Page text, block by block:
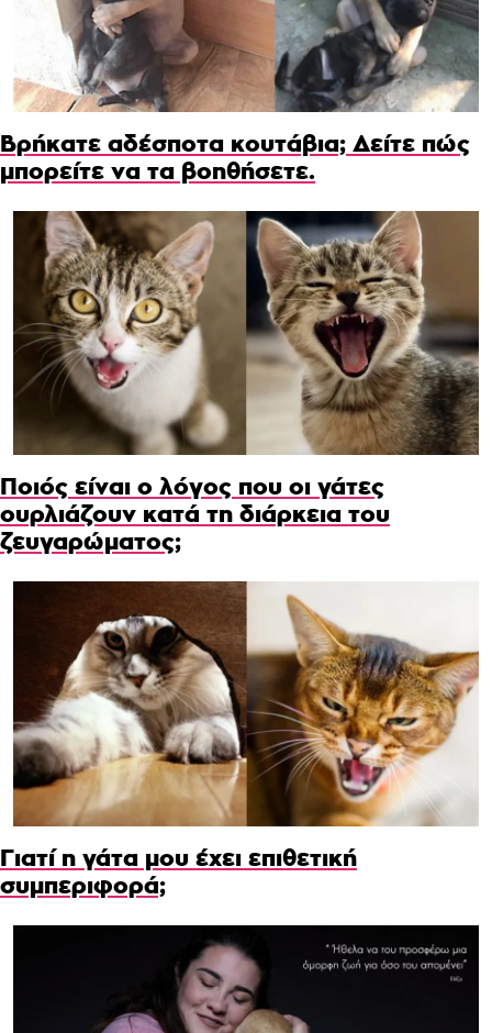
Βρήκατε αδέσποτα κουτάβια; Δείτε πώς
μπορείτε να τα βοηθήσετε.
Ποιός είναι ο λόγος που οι γάτες
ουρλιάζουν κατά τη διάρκεια του
ζευγαρώματος;
Γιατί η γάτα μου έχει επιθετική
συμπεριφορά;